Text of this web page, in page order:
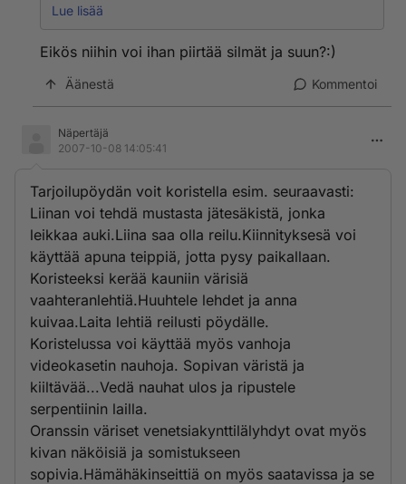
olisko hunajameloni tms vastaava parempi. (voiko
tai siis tottakai pitää vahtii, mut...
Lue lisää
Eikös niihin voi ihan piirtää silmät ja suun?:)
Äänestä Kommentoi
Näpertäjä
2007-10-08 14:05:41
Tarjoilupöydän voit koristella esim. seuraavasti:
Liinan voi tehdä mustasta jätesäkistä, jonka
leikkaa auki.Liina saa olla reilu.Kiinnityksesä voi
käyttää apuna teippiä, jotta pysy paikallaan.
Koristeeksi kerää kauniin värisiä
vaahteranlehtiä.Huuhtele lehdet ja anna
kuivaa.Laita lehtiä reilusti pöydälle.
Koristelussa voi käyttää myös vanhoja
videokasetin nauhoja. Sopivan väristä ja
kiiltävää...Vedä nauhat ulos ja ripustele
serpentiinin lailla.
Oranssin väriset venetsiakynttilälyhdyt ovat myös
kivan näköisiä ja somistukseen
sopivia.Hämähäkinseittiä on myös saatavissa ja se